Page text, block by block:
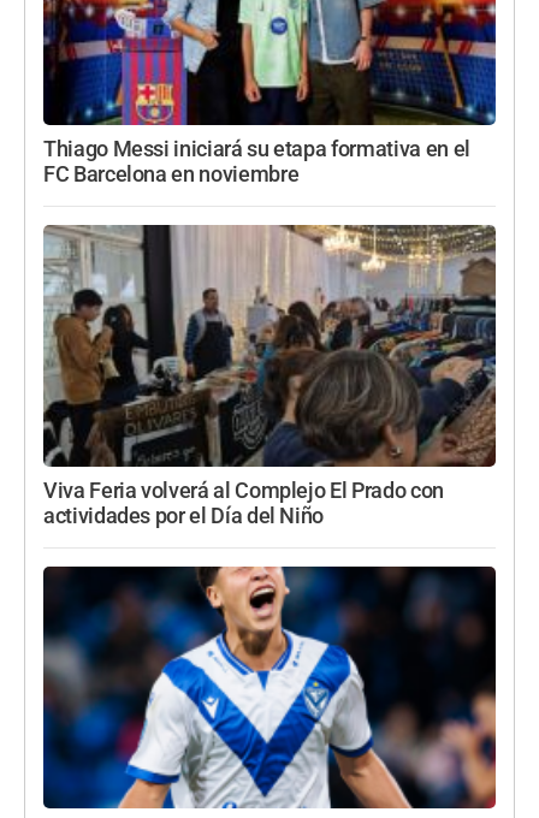
Thiago Messi iniciará su etapa formativa en el
FC Barcelona en noviembre
Viva Feria volverá al Complejo El Prado con
actividades por el Día del Niño